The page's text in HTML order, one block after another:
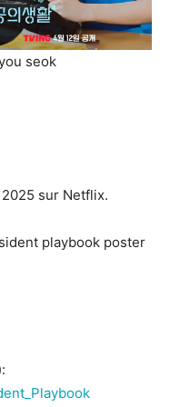
sur Netflix.